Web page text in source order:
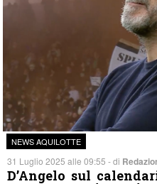
NEWS AQUILOTTE
31 Luglio 2025 alle 09:55 - di
D’Angelo sul